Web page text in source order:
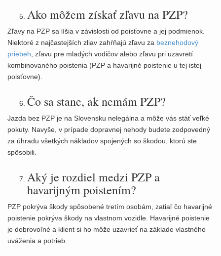
Ako môžem získať zľavu na PZP?
Zľavy na PZP sa líšia v závislosti od poisťovne a jej podmienok.
Niektoré z najčastejších zliav zahŕňajú zľavu za beznehodový
priebeh , zľavu pre mladých vodičov alebo zľavu pri uzavretí
kombinovaného poistenia (PZP a havarijné poistenie u tej istej
poisťovne).
Čo sa stane, ak nemám PZP?
Jazda bez PZP je na Slovensku nelegálna a môže vás stáť veľké
pokuty. Navyše, v prípade dopravnej nehody budete zodpovedný
za úhradu všetkých nákladov spojených so škodou, ktorú ste
spôsobili.
Aký je rozdiel medzi PZP a
havarijným poistením?
PZP pokrýva škody spôsobené tretím osobám, zatiaľ čo havarijné
poistenie pokrýva škody na vlastnom vozidle. Havarijné poistenie
je dobrovoľné a klient si ho môže uzavrieť na základe vlastného
uváženia a potrieb.